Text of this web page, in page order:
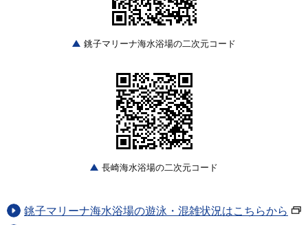
銚子マリーナ海水浴場の二次元コード
長崎海水浴場の二次元コード
銚子マリーナ海水浴場の遊泳・混雑状況はこちらから